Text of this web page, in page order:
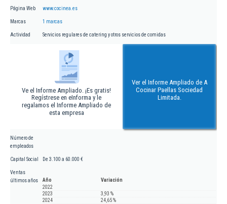
Página Web www.cocinea.es
Marcas 1 marcas
Actividad Servicios regulares de catering y otros servicios de comidas
Ve el Informe Ampliado. ¡Es gratis!
Regístrese en eInforma y le
regalamos el Informe Ampliado de
esta empresa
Ver el Informe Ampliado de A
Cocinar Paellas Sociedad
Limitada.
Número de
empleados
Capital Social De 3.100 a 60.000 €
Ventas
últimos años
Año
Variación
2022
2023
3,93 %
2024
24,65 %